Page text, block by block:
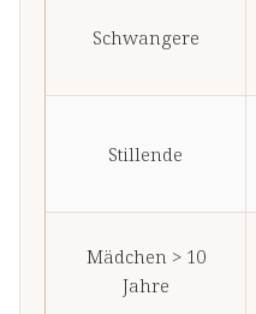
Schwangere
Stillende
Mädchen > 10
Jahre